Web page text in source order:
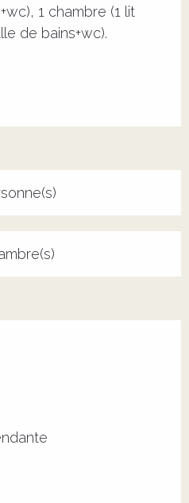
1 chambre (1 lit
de bains+wc).